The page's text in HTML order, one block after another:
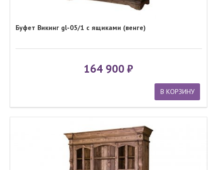
Буфет Викинг gl-05/1 с ящиками (венге)
164 900
В КОРЗИНУ